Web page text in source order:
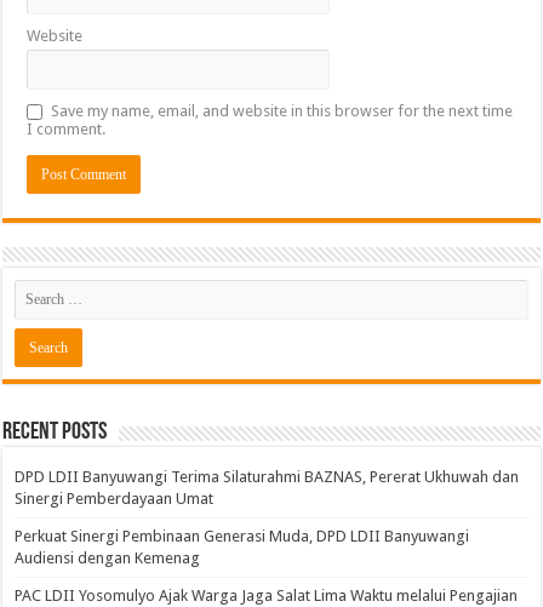
Website
Save my name, email, and website in this browser for the next time
I comment.
Recent Posts
DPD LDII Banyuwangi Terima Silaturahmi BAZNAS, Pererat Ukhuwah dan
Sinergi Pemberdayaan Umat
Perkuat Sinergi Pembinaan Generasi Muda, DPD LDII Banyuwangi
Audiensi dengan Kemenag
PAC LDII Yosomulyo Ajak Warga Jaga Salat Lima Waktu melalui Pengajian